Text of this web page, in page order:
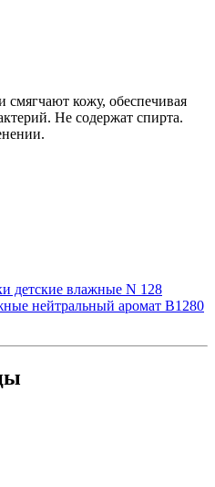
кожу, обеспечивая
Не содержат спирта.
детские влажные N 128
нейтральный аромат B1280